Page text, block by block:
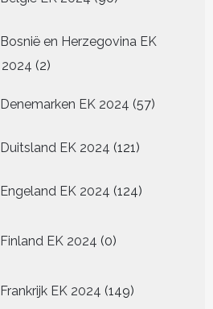
Bosnië en Herzegovina EK
2024 22
Denemarken EK 2024 5757
Duitsland EK 2024 121121
Engeland EK 2024 124124
Finland EK 2024 0
producten
Frankrijk EK 2024 149149